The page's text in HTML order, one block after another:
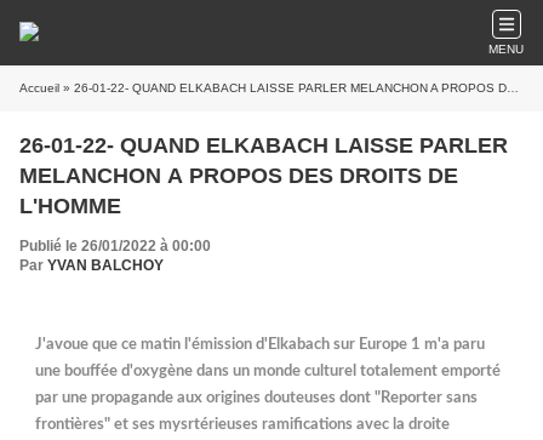
MENU
Accueil » 26-01-22- QUAND ELKABACH LAISSE PARLER MELANCHON A PROPOS DES DROITS DE L'HOMME
26-01-22- QUAND ELKABACH LAISSE PARLER
MELANCHON A PROPOS DES DROITS DE
L'HOMME
Publié le 26/01/2022 à 00:00
Par YVAN BALCHOY
J'avoue que ce matin l'émission d'Elkabach sur Europe 1 m'a paru
une bouffée d'oxygène dans un monde culturel totalement emporté
par une propagande aux origines douteuses dont "Reporter sans
frontières" et ses mysrtérieuses ramifications avec la droite